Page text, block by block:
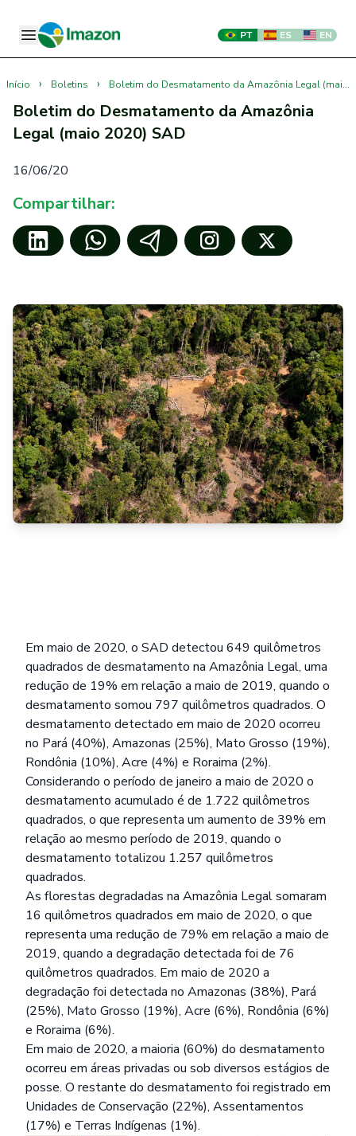
PT ES EN
Início › Boletins › Boletim do Desmatamento da Amazônia Legal (maio 2020) SAD
Boletim do Desmatamento da Amazônia
Legal (maio 2020) SAD
16/06/20
Compartilhar:
Em maio de 2020, o SAD detectou 649 quilômetros
quadrados de desmatamento na Amazônia Legal, uma
redução de 19% em relação a maio de 2019, quando o
desmatamento somou 797 quilômetros quadrados. O
desmatamento detectado em maio de 2020 ocorreu
no Pará (40%), Amazonas (25%), Mato Grosso (19%),
Rondônia (10%), Acre (4%) e Roraima (2%).
Considerando o período de janeiro a maio de 2020 o
desmatamento acumulado é de 1.722 quilômetros
quadrados, o que representa um aumento de 39% em
relação ao mesmo período de 2019, quando o
desmatamento totalizou 1.257 quilômetros
quadrados.
As florestas degradadas na Amazônia Legal somaram
16 quilômetros quadrados em maio de 2020, o que
representa uma redução de 79% em relação a maio de
2019, quando a degradação detectada foi de 76
quilômetros quadrados. Em maio de 2020 a
degradação foi detectada no Amazonas (38%), Pará
(25%), Mato Grosso (19%), Acre (6%), Rondônia (6%)
e Roraima (6%).
Em maio de 2020, a maioria (60%) do desmatamento
ocorreu em áreas privadas ou sob diversos estágios de
posse. O restante do desmatamento foi registrado em
Unidades de Conservação (22%), Assentamentos
(17%) e Terras Indígenas (1%).